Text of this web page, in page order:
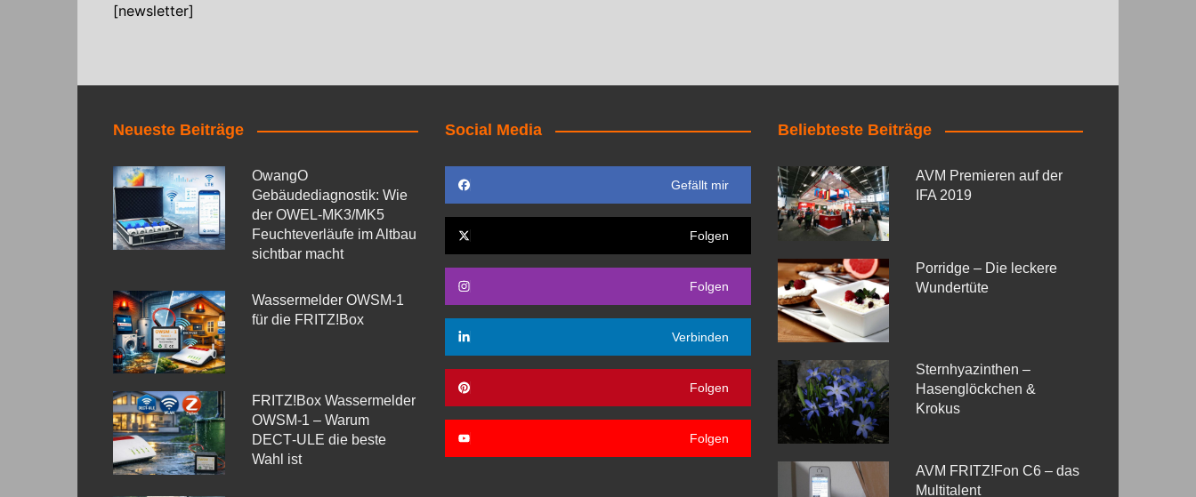
[newsletter]
Neueste Beiträge
OwangO
Gebäudediagnostik: Wie
der OWEL‑MK3/MK5
Feuchteverläufe im Altbau
sichtbar macht
Wassermelder OWSM‑1
für die FRITZ!Box
FRITZ!Box Wassermelder
OWSM-1 – Warum
DECT‑ULE die beste
Wahl ist
Social Media
Gefällt mir
Folgen
Folgen
Verbinden
Folgen
Folgen
Beliebteste Beiträge
AVM Premieren auf der
IFA 2019
Porridge – Die leckere
Wundertüte
Sternhyazinthen –
Hasenglöckchen &
Krokus
AVM FRITZ!Fon C6 – das
Multitalent